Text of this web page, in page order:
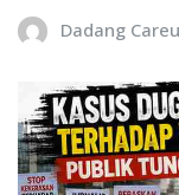
Dadang